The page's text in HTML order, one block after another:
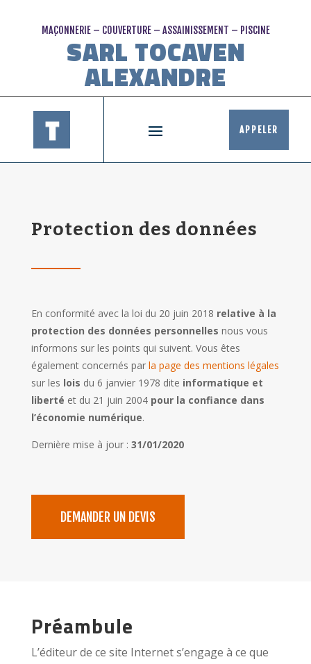
MAÇONNERIE – COUVERTURE – ASSAINISSEMENT – PISCINE
SARL TOCAVEN
ALEXANDRE
APPELER
Protection des données
En conformité avec la loi du 20 juin 2018 relative à la
protection des données personnelles nous vous
informons sur les points qui suivent. Vous êtes
également concernés par la page des mentions légales
sur les lois du 6 janvier 1978 dite informatique et
liberté et du 21 juin 2004 pour la confiance dans
l’économie numérique.
Dernière mise à jour : 31/01/2020
DEMANDER UN DEVIS
Préambule
L’éditeur de ce site Internet s’engage à ce que